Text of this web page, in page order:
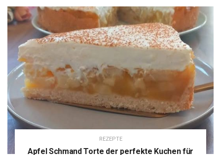
REZEPTE
Apfel Schmand Torte der perfekte Kuchen für